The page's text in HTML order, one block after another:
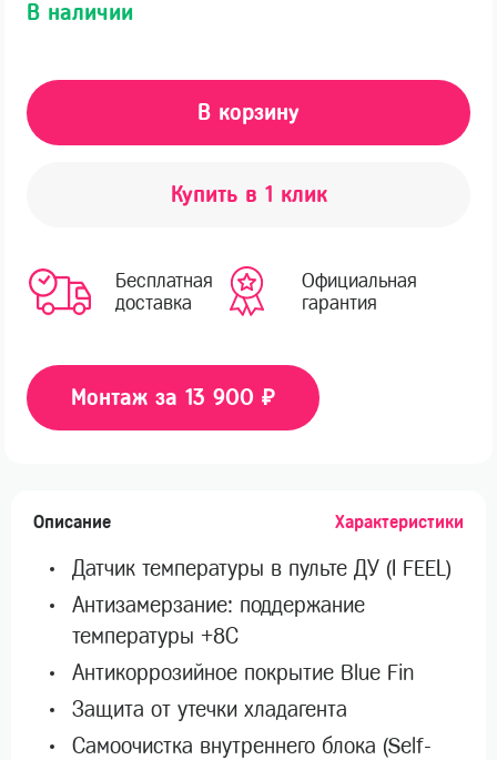
В наличии
В корзину
Купить в 1 клик
Бесплатная
доставка
Официальная
гарантия
Монтаж за 13 900 ₽
Описание Характеристики
Датчик температуры в пульте ДУ (I FEEL)
Антизамерзание: поддержание
температуры +8С
Антикоррозийное покрытие Blue Fin
Защита от утечки хладагента
Самоочистка внутреннего блока (Self-